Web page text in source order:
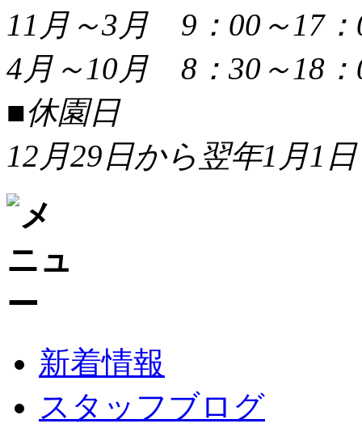
11月～3月 9：00～17：
4月～10月 8：30～18：
■休園日
12月29日から翌年1月1日
新着情報
スタッフブログ